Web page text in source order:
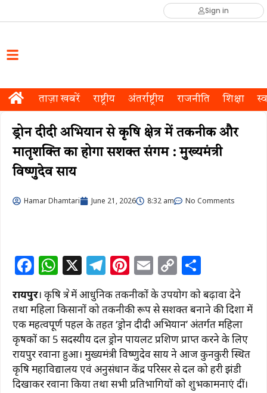
Sign in
ताज़ा खबरें राष्ट्रीय अंतर्राष्ट्रीय राजनीति शिक्षा
ड्रोन दीदी अभियान से कृषि क्षेत्र में तकनीक और
मातृशक्ति का होगा सशक्त संगम : मुख्यमंत्री
विष्णुदेव साय
Hamar Dhamtari June 21, 2026 8:32 am No Comments
F
c
e
b
o
o
W
h
at
s
A
p
p
X T
e
g
ra
m
Pi
n
te
re
st
E
m
ai
l
C
o
p
y
Li
n
k
ar
e
रायपुर। कृषि क्षेत्र में आधुनिक तकनीकों के उपयोग को बढ़ावा देने
तथा महिला किसानों को तकनीकी रूप से सशक्त बनाने की दिशा में
एक महत्वपूर्ण पहल के तहत ‘ड्रोन दीदी अभियान’ अंतर्गत महिला
कृषकों का 5 सदस्यीय दल ड्रोन पायलट प्रशिक्षण प्राप्त करने के लिए
रायपुर रवाना हुआ। मुख्यमंत्री विष्णुदेव साय ने आज कुनकुरी स्थित
कृषि महाविद्यालय एवं अनुसंधान केंद्र परिसर से दल को हरी झंडी
दिखाकर रवाना किया तथा सभी प्रतिभागियों को शुभकामनाएं दीं।